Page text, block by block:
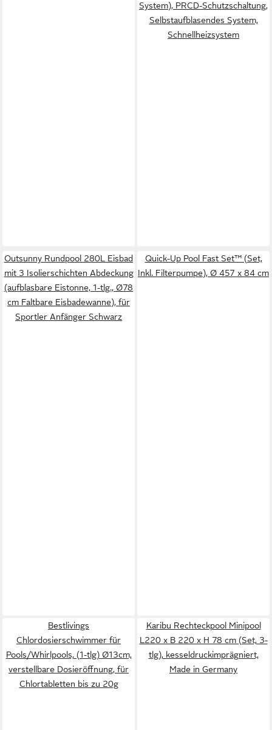
System), PRCD-Schutzschaltung,
Selbstaufblasendes System,
Schnellheizsystem
Outsunny Rundpool 280L Eisbad
mit 3 Isolierschichten Abdeckung
(aufblasbare Eistonne, 1-tlg., Ø78
cm Faltbare Eisbadewanne), für
Sportler Anfänger Schwarz
Quick-Up Pool Fast Set™ (Set,
Inkl. Filterpumpe), Ø 457 x 84 cm
Bestlivings
Chlordosierschwimmer für
Pools/Whirlpools, (1-tlg) Ø13cm,
verstellbare Dosieröffnung, für
Chlortabletten bis zu 20g
Karibu Rechteckpool Minipool
L220 x B 220 x H 78 cm (Set, 3-
tlg), kesseldruckimprägniert,
Made in Germany